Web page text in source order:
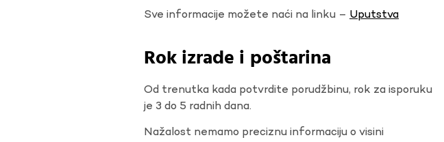
Sve informacije možete naći na linku – Uputstva
Rok izrade i poštarina
Od trenutka kada potvrdite porudžbinu, rok za isporuku
je 3 do 5 radnih dana.
Nažalost nemamo preciznu informaciju o visini